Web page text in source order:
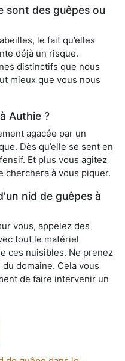
sont des guêpes ou
le fait qu’elles
déjà un risque.
distinctifs que nous
mieux que vous nous
Authie ?
agacée par un
Dès qu’elle se sent en
Et plus vous agitez
cherchera à vous piquer.
nid de guêpes à
vous, appelez des
tout le matériel
ces nuisibles. Ne prenez
domaine. Cela vous
de faire intervenir un